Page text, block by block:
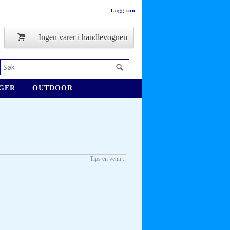
Logg inn
Ingen varer i handlevognen
OUTDOOR
Tips en venn...